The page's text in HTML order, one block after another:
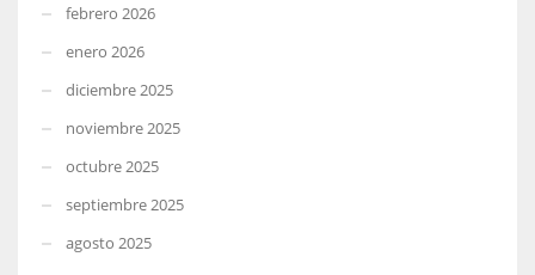
febrero 2026
enero 2026
diciembre 2025
noviembre 2025
octubre 2025
septiembre 2025
agosto 2025